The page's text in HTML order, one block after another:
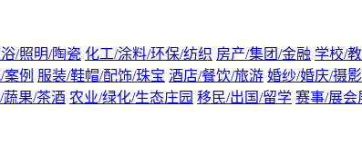
/照明/陶瓷 化工/涂料/环保/纺织 房产/集团/金融 学校/
例 服装/鞋帽/配饰/珠宝 酒店/餐饮/旅游 婚纱/婚庆/摄影
果/茶酒 农业/绿化/生态庄园 移民/出国/留学 赛事/展会